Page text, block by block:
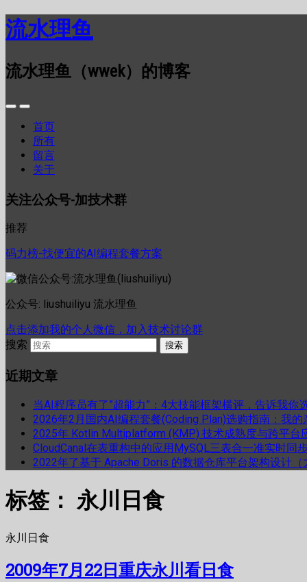
流水理鱼
流水理鱼（wwek）的博客
首页
所有
留言
关于
关注公众号-加技术群
推荐
码力榜-找便宜的AI编程套餐方案
公众号: liushuiliyu 流水理鱼
点击添加我的个人微信，加入技术讨论群
搜索
近期文章
当AI程序员有了”超能力”：4大技能框架横评，告诉我你
2026年2月国内AI编程套餐(Coding Plan)选购指南：我的
2025年 Kotlin Multiplatform (KMP) 技术成熟度与跨平台
CloudCanal在表重构中的应用MySQL三表合一准实时同
2022年了基于 Apache Doris 的数据仓库平台架构设计
标签： 永川日食
永川日食
2009年7月22日重庆永川看日食